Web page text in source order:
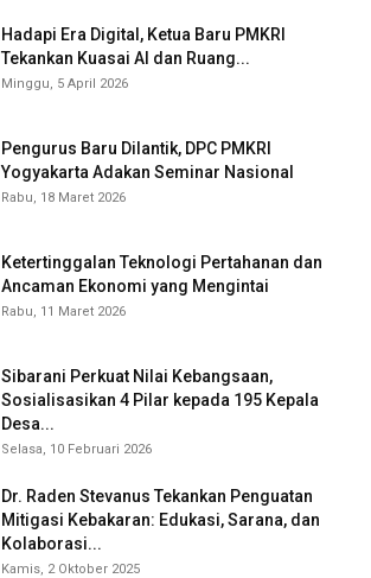
Hadapi Era Digital, Ketua Baru PMKRI
Tekankan Kuasai AI dan Ruang...
Minggu, 5 April 2026
Pengurus Baru Dilantik, DPC PMKRI
Yogyakarta Adakan Seminar Nasional
Rabu, 18 Maret 2026
Ketertinggalan Teknologi Pertahanan dan
Ancaman Ekonomi yang Mengintai
Rabu, 11 Maret 2026
Sibarani Perkuat Nilai Kebangsaan,
Sosialisasikan 4 Pilar kepada 195 Kepala
Desa...
Selasa, 10 Februari 2026
Dr. Raden Stevanus Tekankan Penguatan
Mitigasi Kebakaran: Edukasi, Sarana, dan
Kolaborasi...
Kamis, 2 Oktober 2025